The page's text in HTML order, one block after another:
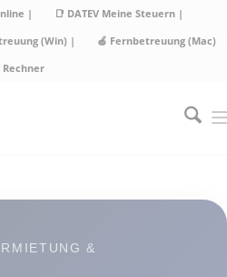
|
📑 DATEV Meine Steuern |
(Win) |
🍏 Fernbetreuung (Mac)
Rechner
&